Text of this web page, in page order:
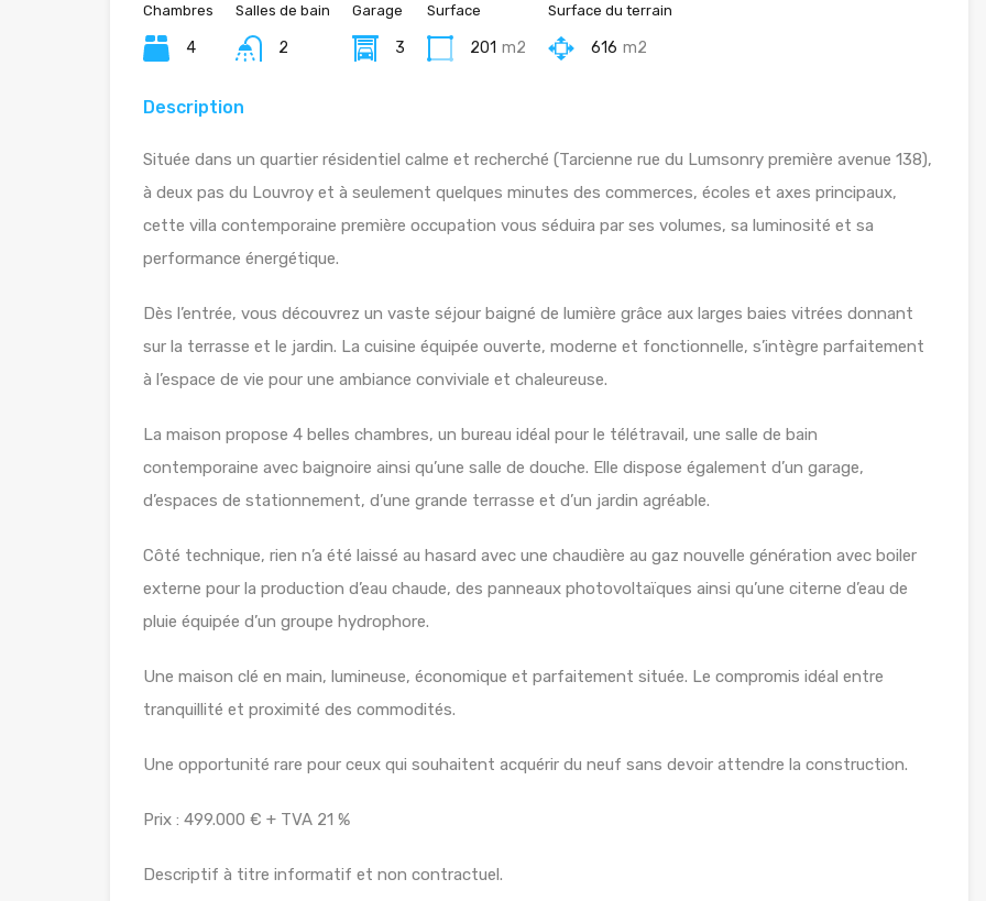
Chambres
4
Salles de bain
2
Garage
3
Surface
201 m2
Surface du terrain
616 m2
Description
Située dans un quartier résidentiel calme et recherché (Tarcienne rue du Lumsonry première avenue 138),
à deux pas du Louvroy et à seulement quelques minutes des commerces, écoles et axes principaux,
cette villa contemporaine première occupation vous séduira par ses volumes, sa luminosité et sa
performance énergétique.
Dès l’entrée, vous découvrez un vaste séjour baigné de lumière grâce aux larges baies vitrées donnant
sur la terrasse et le jardin. La cuisine équipée ouverte, moderne et fonctionnelle, s’intègre parfaitement
à l’espace de vie pour une ambiance conviviale et chaleureuse.
La maison propose 4 belles chambres, un bureau idéal pour le télétravail, une salle de bain
contemporaine avec baignoire ainsi qu’une salle de douche. Elle dispose également d’un garage,
d’espaces de stationnement, d’une grande terrasse et d’un jardin agréable.
Côté technique, rien n’a été laissé au hasard avec une chaudière au gaz nouvelle génération avec boiler
externe pour la production d’eau chaude, des panneaux photovoltaïques ainsi qu’une citerne d’eau de
pluie équipée d’un groupe hydrophore.
Une maison clé en main, lumineuse, économique et parfaitement située. Le compromis idéal entre
tranquillité et proximité des commodités.
Une opportunité rare pour ceux qui souhaitent acquérir du neuf sans devoir attendre la construction.
Prix : 499.000 € + TVA 21 %
Descriptif à titre informatif et non contractuel.